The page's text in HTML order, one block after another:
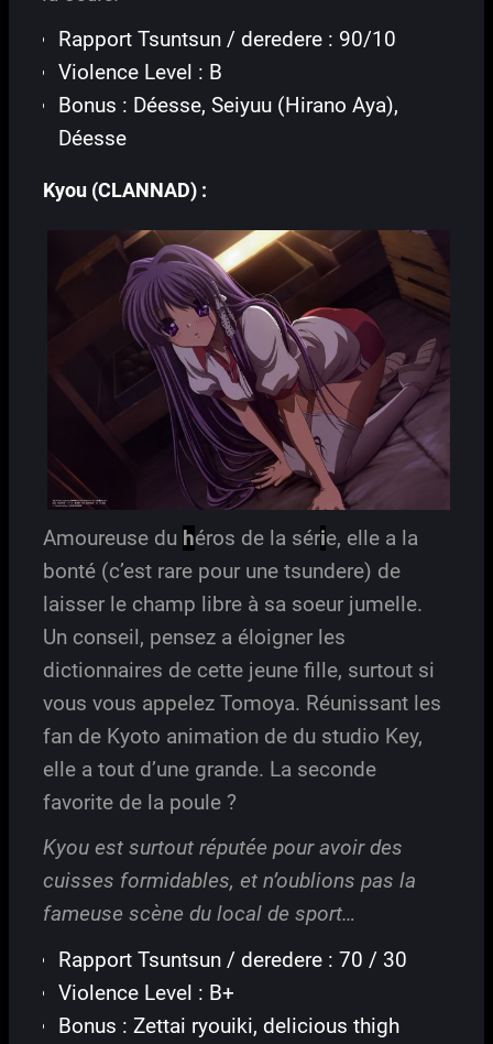
Rapport Tsuntsun / deredere : 90/10
Violence Level : B
Bonus : Déesse, Seiyuu (Hirano Aya),
Déesse
Kyou (CLANNAD) :
Amoureuse du héros de la série, elle a la
bonté (c’est rare pour une tsundere) de
laisser le champ libre à sa soeur jumelle.
Un conseil, pensez a éloigner les
dictionnaires de cette jeune fille, surtout si
vous vous appelez Tomoya. Réunissant les
fan de Kyoto animation de du studio Key,
elle a tout d’une grande. La seconde
favorite de la poule ?
Kyou est surtout réputée pour avoir des
cuisses formidables, et n’oublions pas la
fameuse scène du local de sport…
Rapport Tsuntsun / deredere : 70 / 30
Violence Level : B+
Bonus : Zettai ryouiki, delicious thigh